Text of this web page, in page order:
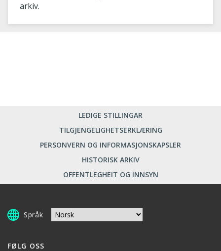
arkiv.
LEDIGE STILLINGAR
TILGJENGELIGHETSERKLÆRING
PERSONVERN OG INFORMASJONSKAPSLER
HISTORISK ARKIV
OFFENTLEGHEIT OG INNSYN
Språk
FØLG OSS